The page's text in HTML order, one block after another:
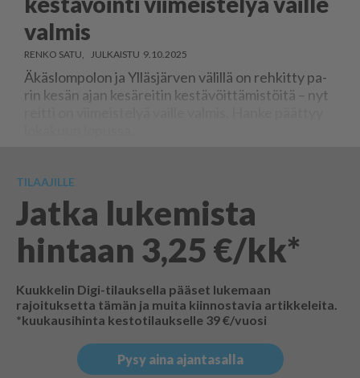
valmis
RENKO SATU 9.10.2025
Äkäs­lom­po­lon ja Yl­läs­jär­ven vä­lil­lä on reh­kit­ty pa­
rin ke­sän ajan ke­sä­rei­tin kes­tä­vöit­tä­mis­töi­tä – nyt
TILAAJILLE
Jatka lukemista
hintaan 3,25 €/kk*
Kuukkelin Digi-tilauksella pääset lukemaan
rajoituksetta tämän ja muita kiinnostavia artikkeleita.
*kuukausihinta kestotilaukselle 39 €/vuosi
Pysy aina ajantasalla